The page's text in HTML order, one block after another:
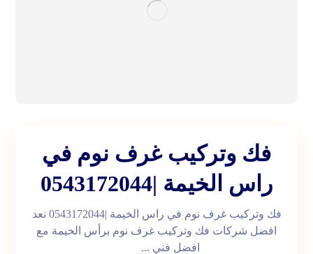
فك وتركيب غرف نوم في
راس الخيمة |0543172044
فك وتركيب غرف نوم في راس الخيمة |0543172044 نعد
افضل شركات فك وتركيب غرف نوم برأس الخيمة مع
افضل فني ...